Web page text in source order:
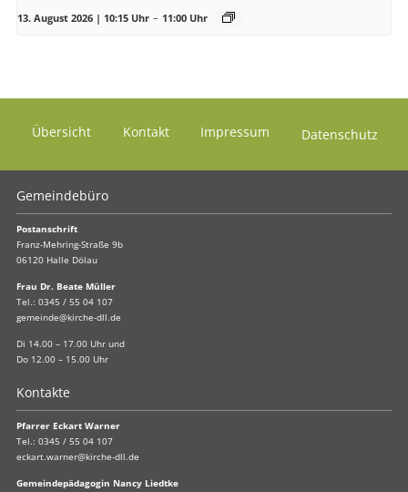
13. August 2026 | 10:15 Uhr – 11:00 Uhr
Übersicht Kontakt Impressum Datenschutz
Gemeindebüro
Postanschrift
Franz-Mehring-Straße 9b
06120 Halle Dölau
Frau Dr. Beate Müller
Tel.: 0345 / 55 04 107
gemeinde@kirche-dll.de
Di 14.00 – 17.00 Uhr und
Do 12.00 – 15.00 Uhr
Kontakte
Pfarrer Eckart Warner
Tel.: 0345 / 55 04 107
eckart.warner@kirche-dll.de
Gemeindepädagogin Nancy Liedtke